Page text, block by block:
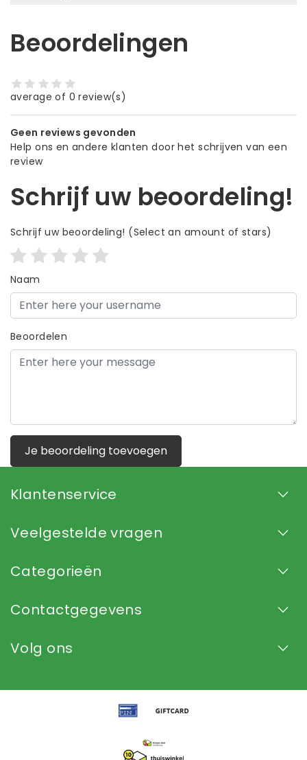
Beoordelingen
average of 0 review(s)
Geen reviews gevonden
Help ons en andere klanten door het schrijven van een
review
Schrijf uw beoordeling!
Schrijf uw beoordeling! (Select an amount of stars)
Naam
Beoordelen
Je beoordeling toevoegen
Klantenservice
Veelgestelde vragen
Categorieën
Contactgegevens
Volg ons